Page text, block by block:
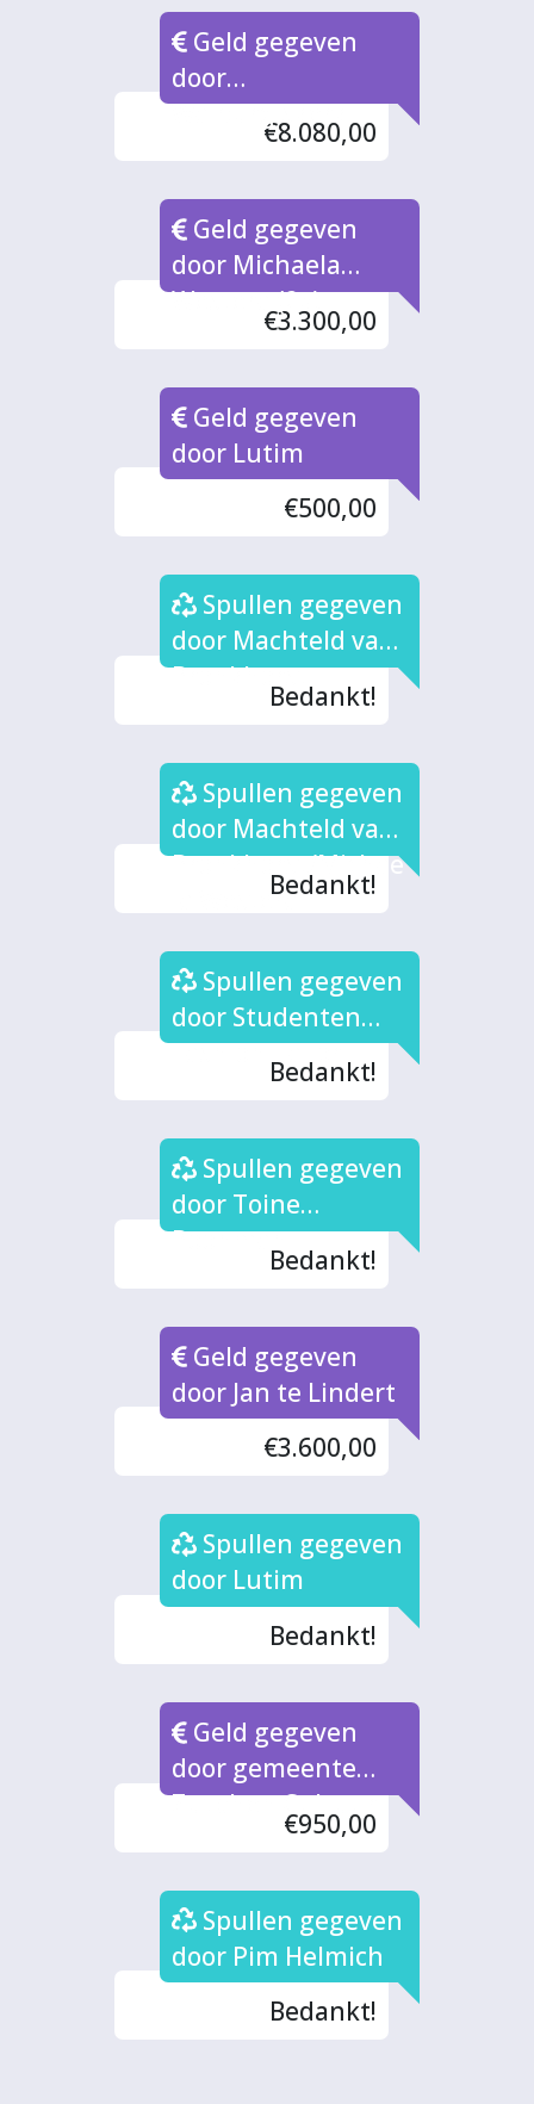
Geld gegeven
door
Walburgiskerk
€8.080,00
Geld gegeven
door Michaela
Westera (2x)
€3.300,00
Geld gegeven
door Lutim
€500,00
Spullen gegeven
door Machteld van
Bronkhorst
Bedankt!
Spullen gegeven
door Machteld van
Bronkhorst/Michae
la WesteraBedankt!
Spullen gegeven
door Studenten
Fashion Tailor
Bedankt!
Spullen gegeven
door Toine
Boonman
Bedankt!
Geld gegeven
door Jan te Lindert
€3.600,00
Spullen gegeven
door Lutim
Bedankt!
Geld gegeven
door gemeente
Zutphen Cultuur
€950,00
Spullen gegeven
door Pim Helmich
Bedankt!